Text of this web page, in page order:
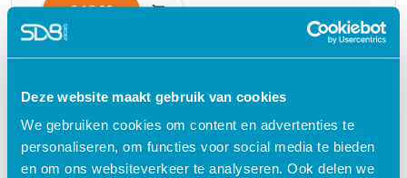
Deze website maakt gebruik van cookies
We gebruiken cookies om content en advertenties te
personaliseren, om functies voor social media te bieden
en om ons websiteverkeer te analyseren. Ook delen we
€ 12,00 shopping_cart
Waarom kiezen voor deze
e-learning?